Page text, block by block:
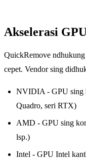
Akselerasi
QuickRemove
cepet. Vendor sing
NVIDIA - GPU sing
Quadro, seri RTX)
AMD - GPU sing
lsp.)
Intel - GPU Intel